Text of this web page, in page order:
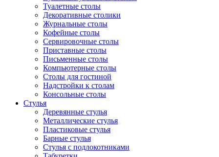
Туалетные столы
Декоративные столики
Журнальные столы
Кофейные столы
Сервировочные столы
Приставные столы
Письменные столы
Компьютерные столы
Столы для гостиной
Надстройки к столам
Консольные столы
Стулья
Деревянные стулья
Металлические стулья
Пластиковые стулья
Барные стулья
Стулья с подлокотниками